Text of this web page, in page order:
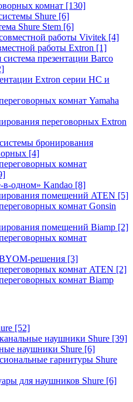
комнат [130]
Shure [6]
Shure Stem [6]
работы Vivitek [4]
работы Extron [1]
система презентации Barco
Extron серии HC и
комнат Yamaha
переговорных Extron
бронирования
[4]
комнат
в-одном» Kandao [8]
помещений ATEN [5]
комнат Gonsin
помещений Biamp [2]
комнат
решения [3]
комнат ATEN [2]
комнат Biamp
[52]
наушники Shure [39]
наушники Shure [6]
гарнитуры Shure
для наушников Shure [6]